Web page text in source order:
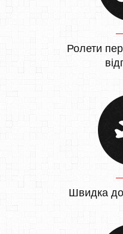
Ролети
Швидка